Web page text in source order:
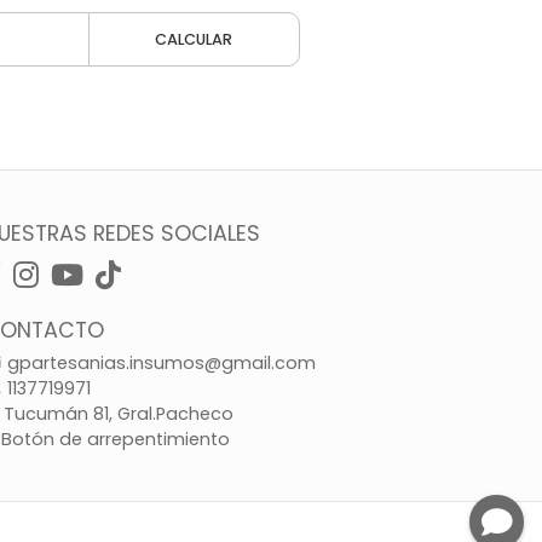
CALCULAR
REDES SOCIALES
gpartesanias.insumos@gmail.com
1137719971
Tucumán 81, Gral.Pacheco
de arrepentimiento